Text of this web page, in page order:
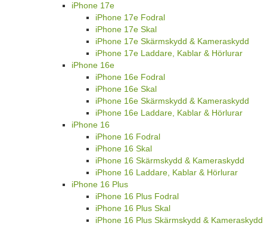
iPhone 17e
iPhone 17e Fodral
iPhone 17e Skal
iPhone 17e Skärmskydd & Kameraskydd
iPhone 17e Laddare, Kablar & Hörlurar
iPhone 16e
iPhone 16e Fodral
iPhone 16e Skal
iPhone 16e Skärmskydd & Kameraskydd
iPhone 16e Laddare, Kablar & Hörlurar
iPhone 16
iPhone 16 Fodral
iPhone 16 Skal
iPhone 16 Skärmskydd & Kameraskydd
iPhone 16 Laddare, Kablar & Hörlurar
iPhone 16 Plus
iPhone 16 Plus Fodral
iPhone 16 Plus Skal
iPhone 16 Plus Skärmskydd & Kameraskydd